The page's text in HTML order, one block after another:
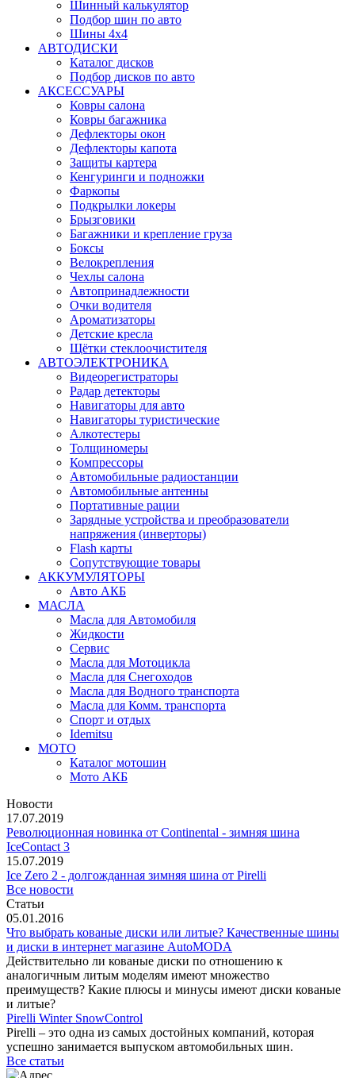
Шинный калькулятор
Подбор шин по авто
Шины 4x4
АВТОДИСКИ
Каталог дисков
Подбор дисков по авто
АКСЕССУАРЫ
Ковры салона
Ковры багажника
Дефлекторы окон
Дефлекторы капота
Защиты картера
Кенгуринги и подножки
Фаркопы
Подкрылки локеры
Брызговики
Багажники и крепление груза
Боксы
Велокрепления
Чехлы салона
Автопринадлежности
Очки водителя
Ароматизаторы
Детские кресла
Щётки стеклоочистителя
АВТОЭЛЕКТРОНИКА
Видеорегистраторы
Радар детекторы
Навигаторы для авто
Навигаторы туристические
Алкотестеры
Толщиномеры
Компрессоры
Автомобильные радиостанции
Автомобильные антенны
Портативные рации
Зарядные устройства и преобразователи
напряжения (инверторы)
Flash карты
Сопутствующие товары
АККУМУЛЯТОРЫ
Авто АКБ
МАСЛА
Масла для Автомобиля
Жидкости
Сервис
Масла для Мотоцикла
Масла для Снегоходов
Масла для Водного транспорта
Масла для Комм. транспорта
Спорт и отдых
Idemitsu
МОТО
Каталог мотошин
Мото АКБ
Новости
17.07.2019
Революционная новинка от Continental - зимняя шина
IceContact 3
15.07.2019
Ice Zero 2 - долгожданная зимняя шина от Pirelli
Все новости
Статьи
05.01.2016
Что выбрать кованые диски или литые? Качественные шины
и диски в интернет магазине AutoMODA
Действительно ли кованые диски по отношению к
аналогичным литым моделям имеют множество
преимуществ? Какие плюсы и минусы имеют диски кованые
и литые?
Pirelli Winter SnowControl
Pirelli – это одна из самых достойных компаний, которая
успешно занимается выпуском автомобильных шин.
Все статьи